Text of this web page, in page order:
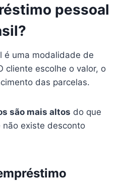
pessoal
é uma modalidade de
cliente escolhe o valor, o
das parcelas.
são mais altos do que
não existe desconto